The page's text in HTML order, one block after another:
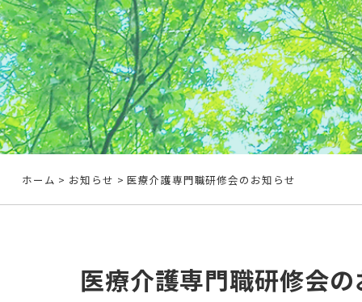
ホーム > お知らせ > 医療介護専門職研修会のお知らせ
医療介護専門職研修会